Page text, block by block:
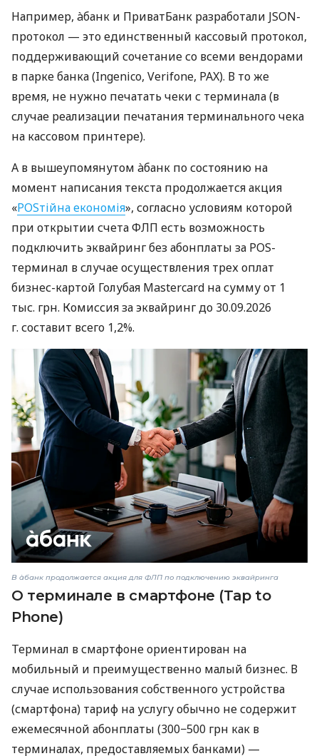
Например, àбанк и ПриватБанк разработали JSON-
протокол — это единственный кассовый протокол,
поддерживающий сочетание со всеми вендорами
в парке банка (Ingenico, Verifone, PAX). В то же
время, не нужно печатать чеки с терминала (в
случае реализации печатания терминального чека
на кассовом принтере).
А в вышеупомянутом àбанк по состоянию на
момент написания текста продолжается акция
«POSтійна економія», согласно условиям которой
при открытии счета ФЛП есть возможность
подключить эквайринг без абонплаты за POS-
терминал в случае осуществления трех оплат
бизнес-картой Голубая Mastercard на сумму от 1
тыс. грн. Комиссия за эквайринг до 30.09.2026
г. составит всего 1,2%.
В àбанк продолжается акция для ФЛП по подключению эквайринга
О терминале в смартфоне (Tap to
Phone)
Терминал в смартфоне ориентирован на
мобильный и преимущественно малый бизнес. В
случае использования собственного устройства
(смартфона) тариф на услугу обычно не содержит
ежемесячной абонплаты (300−500 грн как в
терминалах, предоставляемых банками) —